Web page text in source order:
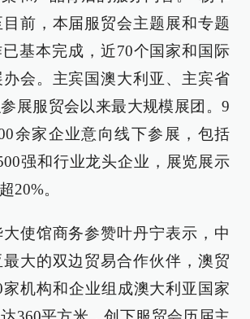
前，本届服贸会主题展和专题
基本完成，近70个国家和国际
会。主宾国澳大利亚、主宾省
展服贸会以来最大规模展团。9
余家企业意向线下参展，包括
强和行业龙头企业，展览展示
20%。
使馆商务参赞叶丹宁表示，中
最大的双边贸易合作伙伴，澳贸
机构和企业组成澳大利亚国家